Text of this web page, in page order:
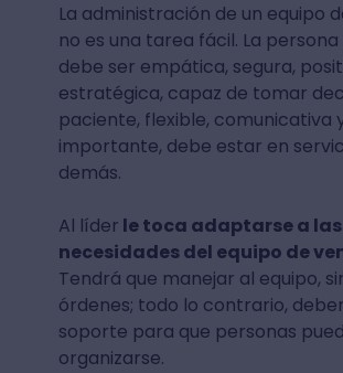
La administración de un equipo
no es una tarea fácil. La
debe ser empática, segura,
estratégica, capaz de tomar
paciente, flexible, comunicativa
importante, debe estar en
demás.
Al líder le toca adaptarse a las
necesidades del equipo de
Tendrá que manejar al equipo,
órdenes; todo lo contrario,
soporte para que personas
organizarse.